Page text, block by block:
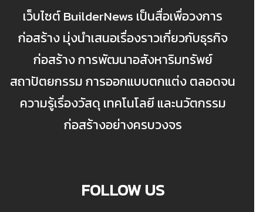
เว็บไซต์ BuilderNews เป็นสื่อเพื่อวงการ
ก่อสร้าง มุ่งนำเสนอเรื่องราวเกี่ยวกับธุรกิจ
ก่อสร้าง การพัฒนาอสังหาริมทรัพย์
สถาปัตยกรรม การออกแบบตกแต่ง ตลอดจน
ความรู้เรื่องวัสดุ เทคโนโลยี และนวัตกรรม
ก่อสร้างอย่างครบวงจร
FOLLOW US